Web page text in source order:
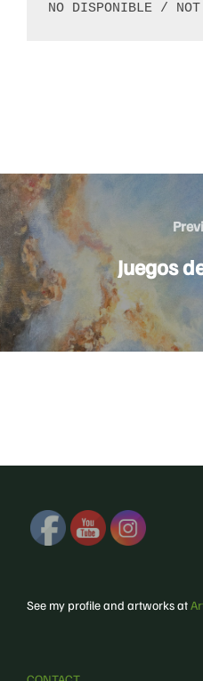
NO DISPONIBLE /
Post
navigationJuegos
See my profile and artworks at